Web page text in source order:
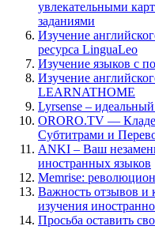
увлекательными
заданиями
Изучение
ресурса LinguaLeo
Изучение языков с
Изучение
LEARNATHOME
Lyrsense –
ORORO.TV —
Субтитрами и
ANKI – Ваш
иностранных языков
Memrise:
Важность отзывов и
изучения
Просьба оставить